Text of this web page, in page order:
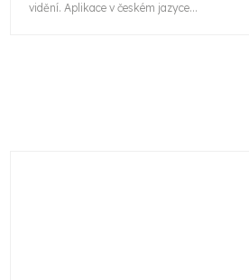
vidění. Aplikace v českém jazyce...